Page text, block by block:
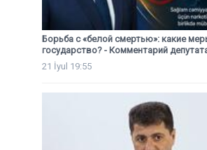
Борьба с «белой смертью»: какие
государство? - Комментарий
21 İyul 19:55